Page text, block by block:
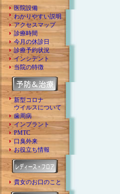
医院設備
わかりやすい説明
アクセスマップ
診療時間
今月の休診日
診療予約状況
インシデント
当院の特徴
新型コロナ
ウイルスについて
歯周病
インプラント
PMTC
口臭外来
お役立ち情報
貴女のお口のこと